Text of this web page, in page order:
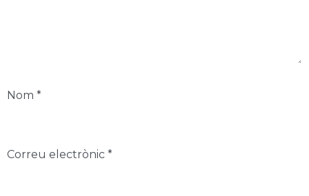
Nom *
Correu electrònic *